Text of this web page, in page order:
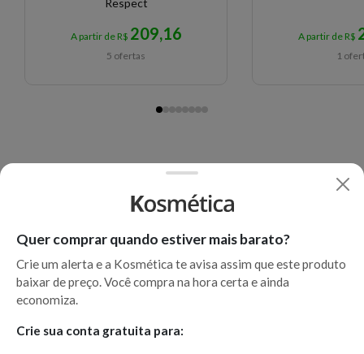
Respect
A partir de R$ 209,16
5 ofertas
A partir de R$
1
Quer comprar quando estiver mais barato?
Crie um alerta e a Kosmética te avisa assim que este produto
baixar de preço. Você compra na hora certa e ainda
economiza.
Crie sua conta gratuita para: